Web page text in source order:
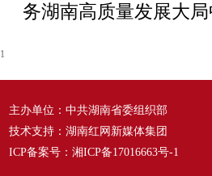
务湖南高质量发展大局
1
主办单位：中共湖南省委组织部
技术支持：湖南红网新媒体集团
ICP备案号： 湘ICP备17016663号-1